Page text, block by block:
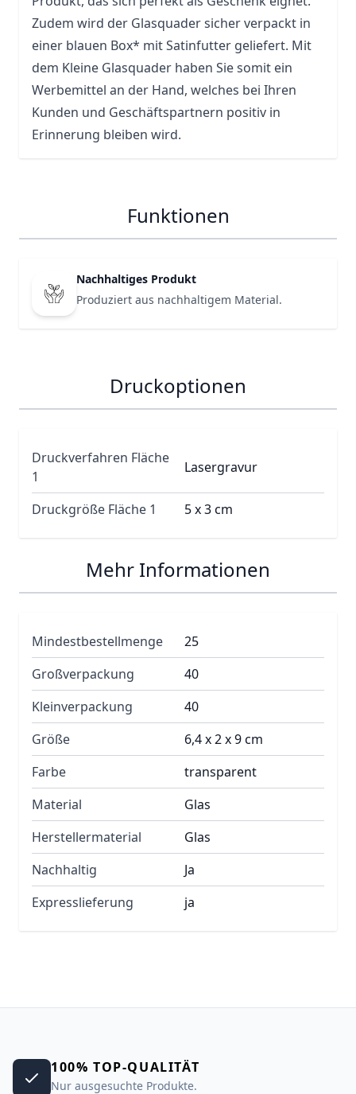
Zudem wird der Glasquader sicher verpackt in
einer blauen Box* mit Satinfutter geliefert. Mit
dem Kleine Glasquader haben Sie somit ein
Werbemittel an der Hand, welches bei Ihren
Kunden und Geschäftspartnern positiv in
Erinnerung bleiben wird.
Funktionen
Nachhaltiges Produkt
Produziert aus nachhaltigem Material.
Druckoptionen
Druckverfahren Fläche
1
Lasergravur
Druckgröße Fläche 1 5 x 3 cm
Mehr Informationen
Mindestbestellmenge
25
Großverpackung
40
Kleinverpackung
40
Größe
6,4 x 2 x 9 cm
Farbe
transparent
Material
Glas
Herstellermaterial
Glas
Nachhaltig
Ja
Expresslieferung
ja
100% TOP-QUALITÄT
Nur ausgesuchte Produkte.